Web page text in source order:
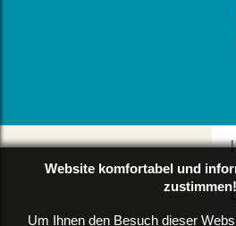
Website komfortabel und
zustimmen!
Um Ihnen den Besuch dieser